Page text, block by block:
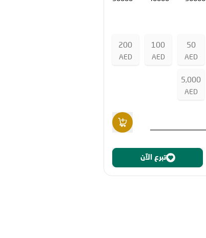
50
AED
100
AED
200
AED
5,000
AED
تبرع الآن